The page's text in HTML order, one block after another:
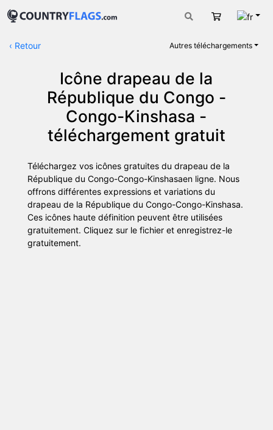
Panier
‹ Retour Autres téléchargements
Icône drapeau de la
République du Congo -
Congo-Kinshasa -
téléchargement gratuit
Téléchargez vos icônes gratuites du drapeau de la
République du Congo-Congo-Kinshasaen ligne. Nous
offrons différentes expressions et variations du
drapeau de la République du Congo-Congo-Kinshasa.
Ces icônes haute définition peuvent être utilisées
gratuitement. Cliquez sur le fichier et enregistrez-le
gratuitement.